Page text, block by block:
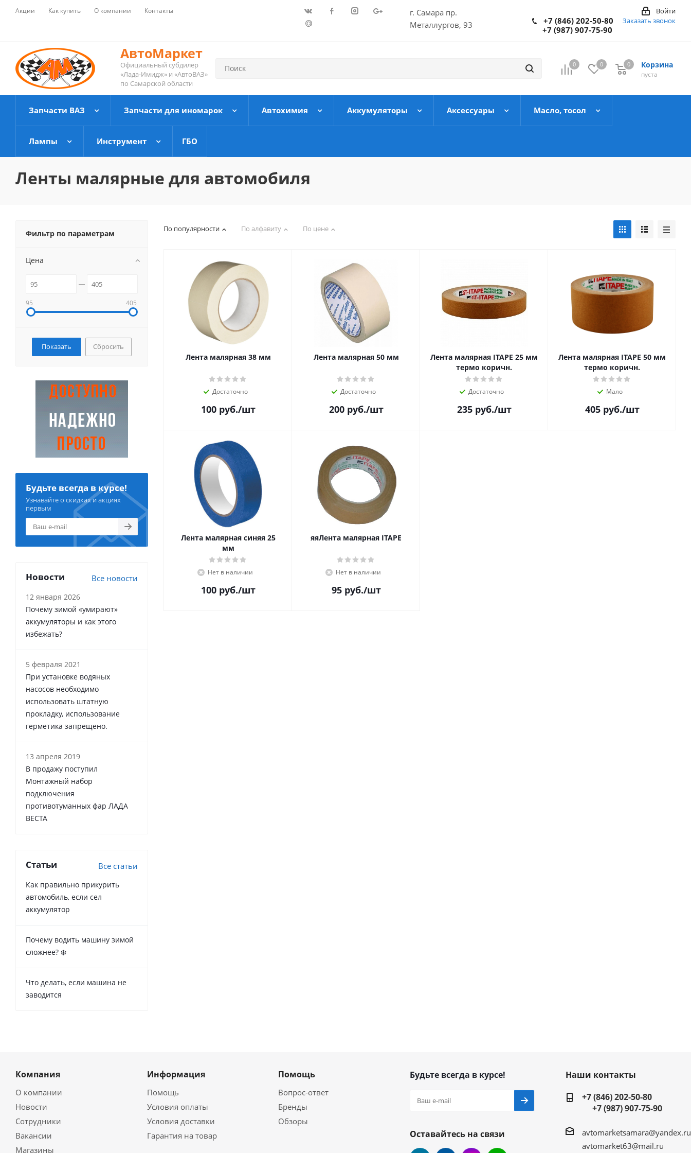
Акции Как купить О компании Контакты
г. Самара пр.
Металлургов, 93
Войти
+7 (846) 202-50-80
+7 (987) 907-75-90
Заказать звонок
АвтоМаркет
Официальный субдилер
«Лада-Имидж» и «АвтоВАЗ»
по Самарской области
0 0 Корзина
пуста
0
Запчасти ВАЗ Запчасти для иномарок Автохимия Аккумуляторы Аксессуары Масло, тосол
Лампы Инструмент ГБО
Ленты малярные для автомобиля
По популярности По алфавиту По цене
Лента малярная 38 мм
Достаточно
100руб./шт
Лента малярная 50 мм
Достаточно
200руб./шт
Лента малярная ITAPE 25 мм
термо коричн.
Достаточно
235руб./шт
Лента малярная ITAPE 50 мм
термо коричн.
Мало
405руб./шт
Лента малярная синяя 25
мм
Нет в наличии
100руб./шт
яяЛента малярная ITAPE
Нет в наличии
95руб./шт
Фильтр по параметрам
Цена
95 405
Сбросить
Будьте всегда в курсе!
Узнавайте о скидках и акциях
первым
Новости Все новости
12 января 2026
Почему зимой «умирают»
аккумуляторы и как этого
избежать?
5 февраля 2021
При установке водяных
насосов необходимо
использовать штатную
прокладку, использование
герметика запрещено.
13 апреля 2019
В продажу поступил
Монтажный набор
подключения
противотуманных фар ЛАДА
ВЕСТА
Статьи Все статьи
Как правильно прикурить
автомобиль, если сел
аккумулятор
Почему водить машину зимой
сложнее? ❄️
Что делать, если машина не
заводится
Компания
О компании
Новости
Сотрудники
Вакансии
Магазины
Информация
Помощь
Условия оплаты
Условия доставки
Гарантия на товар
Помощь
Вопрос-ответ
Бренды
Обзоры
Будьте всегда в курсе!
Оставайтесь на связи
Наши контакты
+7 (846) 202-50-80
+7 (987) 907-75-90
avtomarketsamara@yandex.ru
avtomarket63@mail.ru